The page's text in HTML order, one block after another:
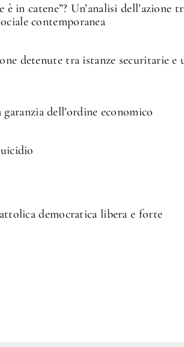
in catene”? Un’analisi dell’azione
contemporanea
detenute tra istanze securitarie e
dell’ordine economico
democratica libera e forte